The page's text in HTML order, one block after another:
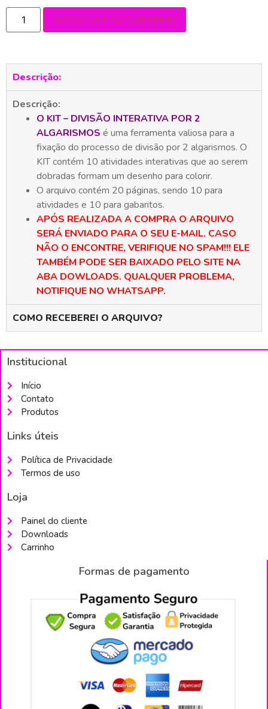
ADICIONAR AO CARRINHO
Descrição:
Descrição:
O KIT – DIVISÃO INTERATIVA POR 2
ALGARISMOS é uma ferramenta valiosa para a
fixação do processo de divisão por 2 algarismos. O
KIT contém 10 atividades interativas que ao serem
dobradas formam um desenho para colorir.
O arquivo contém 20 páginas, sendo 10 para
atividades e 10 para gabaritos.
APÓS REALIZADA A COMPRA O ARQUIVO
SERÁ ENVIADO PARA O SEU E-MAIL. CASO
NÃO O ENCONTRE, VERIFIQUE NO SPAM!!! ELE
TAMBÉM PODE SER BAIXADO PELO SITE NA
ABA DOWLOADS. QUALQUER PROBLEMA,
NOTIFIQUE NO WHATSAPP.
COMO RECEBEREI O ARQUIVO?
Institucional
Início
Contato
Produtos
Links úteis
Política de Privacidade
Termos de uso
Loja
Painel do cliente
Downloads
Carrinho
Formas de pagamento